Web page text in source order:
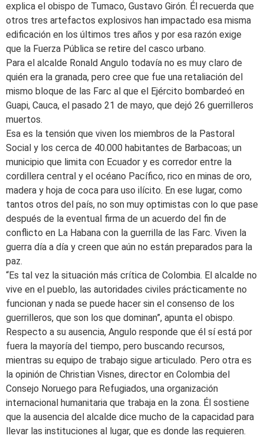
explica el obispo de Tumaco, Gustavo Girón. Él recuerda que
otros tres artefactos explosivos han impactado esa misma
edificación en los últimos tres años y por esa razón exige
que la Fuerza Pública se retire del casco urbano.
Para el alcalde Ronald Angulo todavía no es muy claro de
quién era la granada, pero cree que fue una retaliación del
mismo bloque de las Farc al que el Ejército bombardeó en
Guapi, Cauca, el pasado 21 de mayo, que dejó 26 guerrilleros
muertos.
Esa es la tensión que viven los miembros de la Pastoral
Social y los cerca de 40.000 habitantes de Barbacoas; un
municipio que limita con Ecuador y es corredor entre la
cordillera central y el océano Pacífico, rico en minas de oro,
madera y hoja de coca para uso ilícito. En ese lugar, como
tantos otros del país, no son muy optimistas con lo que pase
después de la eventual firma de un acuerdo del fin de
conflicto en La Habana con la guerrilla de las Farc. Viven la
guerra día a día y creen que aún no están preparados para la
paz.
“Es tal vez la situación más crítica de Colombia. El alcalde no
vive en el pueblo, las autoridades civiles prácticamente no
funcionan y nada se puede hacer sin el consenso de los
guerrilleros, que son los que dominan”, apunta el obispo.
Respecto a su ausencia, Angulo responde que él sí está por
fuera la mayoría del tiempo, pero buscando recursos,
mientras su equipo de trabajo sigue articulado. Pero otra es
la opinión de Christian Visnes, director en Colombia del
Consejo Noruego para Refugiados, una organización
internacional humanitaria que trabaja en la zona. Él sostiene
que la ausencia del alcalde dice mucho de la capacidad para
llevar las instituciones al lugar, que es donde las requieren.